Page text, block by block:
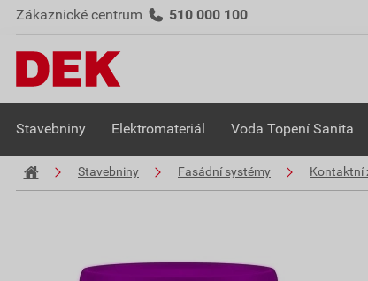
Zákaznické centrum 510 000 100
Stavebniny Elektromateriál Voda Topení Sanita
Stavebniny Fasádní systémy Kontaktní